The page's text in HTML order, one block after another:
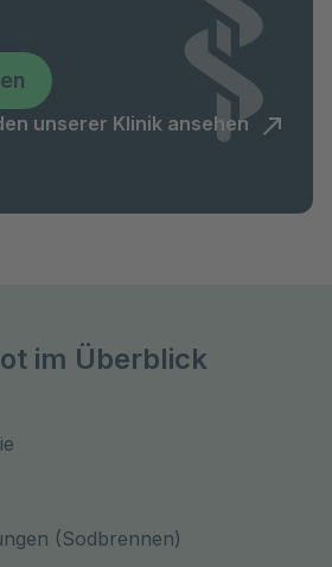
unserer Klinik ansehen
im Überblick
(Sodbrennen)